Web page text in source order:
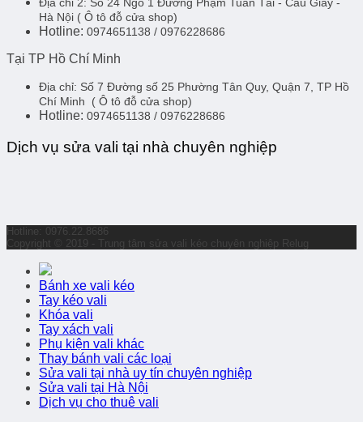
Hà Nội ( Ô tô đỗ cửa shop)
Hotline: 0974651138 / 0976228686
Tại TP Hồ Chí Minh
Địa chỉ: Số 7 Đường số 25 Phường Tân Quy, Quận 7, TP Hồ
Chí Minh ( Ô tô đỗ cửa shop)
Hotline: 0974651138 / 0976228686
Dịch vụ sửa vali tại nhà chuyên nghiệp
Hotline: 0976.22.8686
Copyright © 2019 - Trung tâm sửa vali kéo chuyên nghiệp Relug
Bánh xe vali kéo
Tay kéo vali
Khóa vali
Tay xách vali
Phụ kiện vali khác
Thay bánh vali các loại
Sửa vali tại nhà uy tín chuyên nghiệp
Sửa vali tại Hà Nội
Dịch vụ cho thuê vali